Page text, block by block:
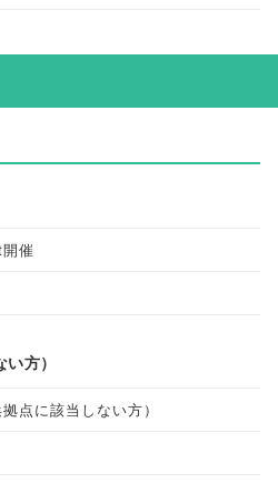
催
方）
点に該当しない方）